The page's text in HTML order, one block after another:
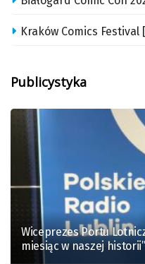
Kraków Comics Festival
Publicystyka
Wiceprezes Portu
miesiąc w naszej historii”